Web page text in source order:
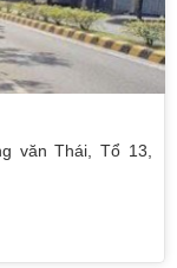
văn Thái, Tổ 13,